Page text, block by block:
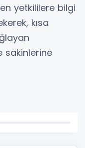
yetkililere bilgi
kısa
sakinlerine